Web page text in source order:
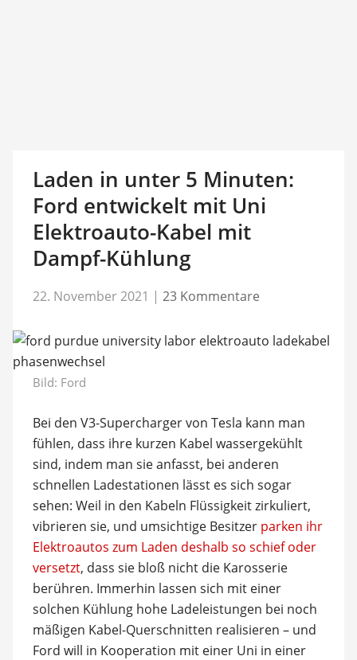
Laden in unter 5 Minuten:
Ford entwickelt mit Uni
Elektroauto-Kabel mit
Dampf-Kühlung
22. November 2021 | 23 Kommentare
Bild: Ford
Bei den V3-Supercharger von Tesla kann man
fühlen, dass ihre kurzen Kabel wassergekühlt
sind, indem man sie anfasst, bei anderen
schnellen Ladestationen lässt es sich sogar
sehen: Weil in den Kabeln Flüssigkeit zirkuliert,
vibrieren sie, und umsichtige Besitzer parken ihr
Elektroautos zum Laden deshalb so schief oder
versetzt, dass sie bloß nicht die Karosserie
berühren. Immerhin lassen sich mit einer
solchen Kühlung hohe Ladeleistungen bei noch
mäßigen Kabel-Querschnitten realisieren – und
Ford will in Kooperation mit einer Uni in einer